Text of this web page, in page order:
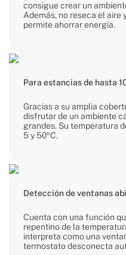
consigue crear un
Además, no reseca el aire
permite ahorrar energía.
Para estancias de hasta
Gracias a su amplia
disfrutar de un ambiente
grandes. Su temperatura
5 y 50ºC.
Detección de ventanas
Cuenta con una función
repentino de la
interpreta como una
termostato desconecta